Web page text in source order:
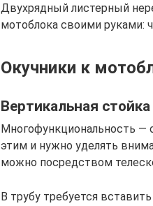
Двухрядный листерный
мотоблока своими руками:
Окучники к
Вертикальная стойка
Многофункциональность —
этим и нужно уделять
можно посредством
В трубу требуется